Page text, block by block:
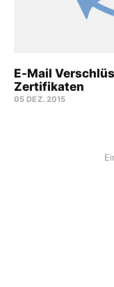
E-Mail
Zertifikaten
05 DEZ. 2015